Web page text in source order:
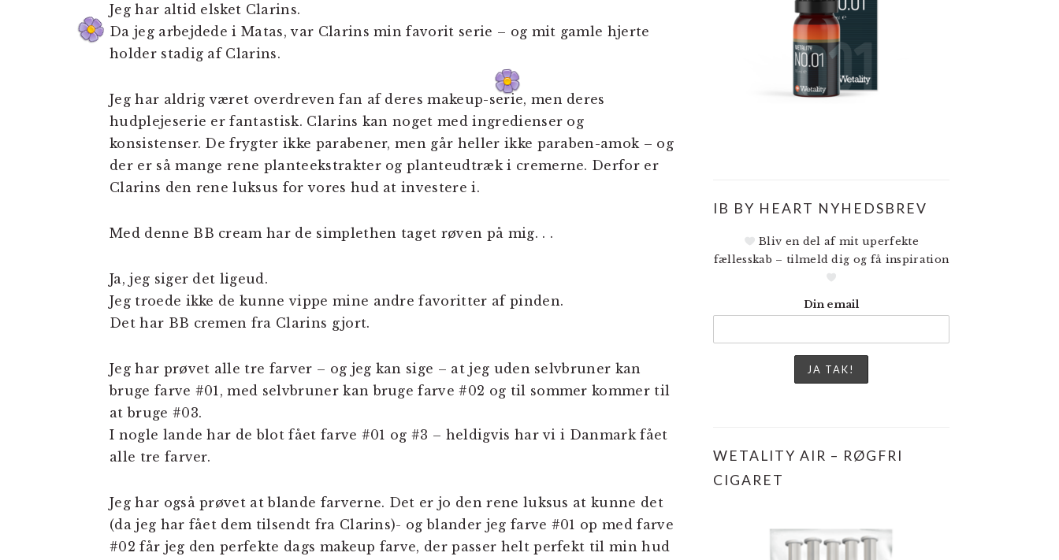
Jeg har altid elsket Clarins.
Da jeg arbejdede i Matas, var Clarins min favorit serie – og mit gamle hjerte
holder stadig af Clarins.
Jeg har aldrig været overdreven fan af deres makeup-serie, men deres
hudplejeserie er fantastisk. Clarins kan noget med ingredienser og
konsistenser. De frygter ikke parabener, men går heller ikke paraben-amok – og
der er så mange rene planteekstrakter og planteudtræk i cremerne. Derfor er
Clarins den rene luksus for vores hud at investere i.
Med denne BB cream har de simplethen taget røven på mig. . .
Ja, jeg siger det ligeud.
Jeg troede ikke de kunne vippe mine andre favoritter af pinden.
Det har BB cremen fra Clarins gjort.
Jeg har prøvet alle tre farver – og jeg kan sige – at jeg uden selvbruner kan
bruge farve #01, med selvbruner kan bruge farve #02 og til sommer kommer til
at bruge #03.
I nogle lande har de blot fået farve #01 og #3 – heldigvis har vi i Danmark fået
alle tre farver.
Jeg har også prøvet at blande farverne. Det er jo den rene luksus at kunne det
(da jeg har fået dem tilsendt fra Clarins)- og blander jeg farve #01 op med farve
#02 får jeg den perfekte dags makeup farve, der passer helt perfekt til min hud
IB BY HEART NYHEDSBREV
Bliv en del af mit uperfekte
fællesskab – tilmeld dig og få inspiration
Din email
WETALITY AIR – RØGFRI
CIGARET